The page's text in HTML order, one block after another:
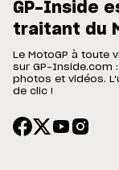
GP-Inside
traitant du
Le MotoGP à toute
sur GP-Inside.com
photos et vidéos.
de clic !